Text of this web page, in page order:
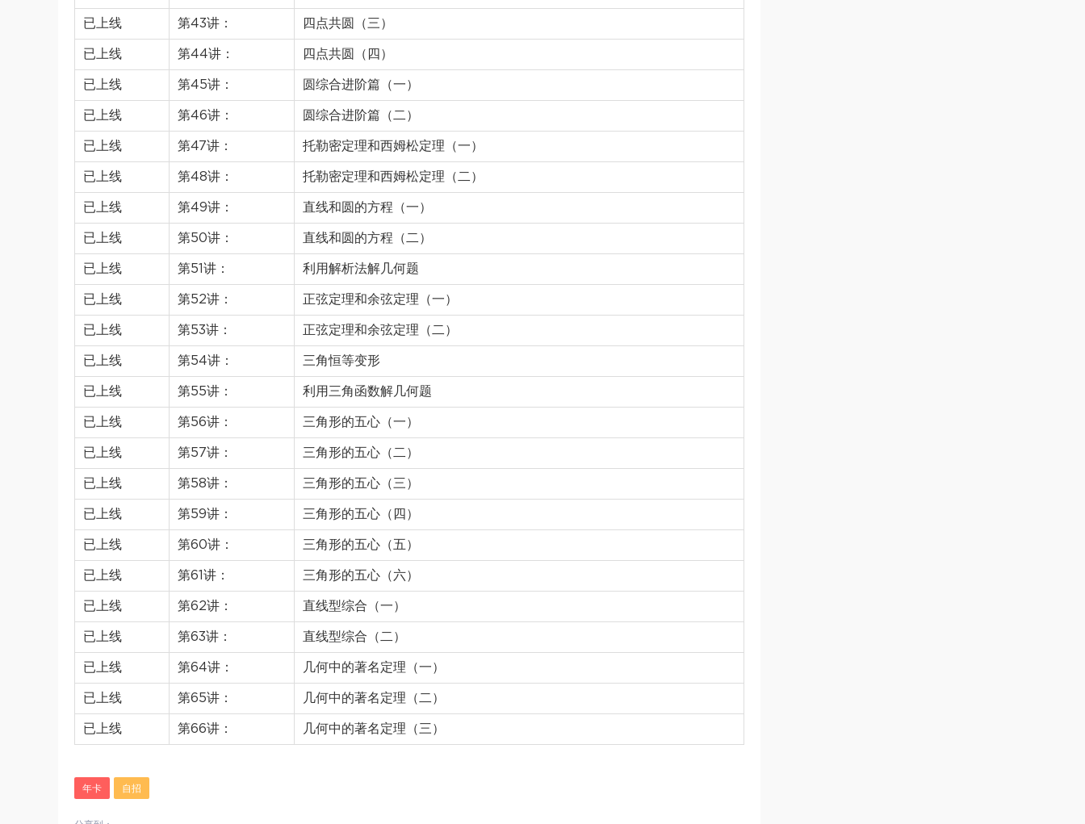
已上线 第43讲： 四点共圆（三）
已上线 第44讲： 四点共圆（四）
已上线 第45讲： 圆综合进阶篇（一）
已上线 第46讲： 圆综合进阶篇（二）
已上线 第47讲： 托勒密定理和西姆松定理（一）
已上线 第48讲： 托勒密定理和西姆松定理（二）
已上线 第49讲： 直线和圆的方程（一）
已上线 第50讲： 直线和圆的方程（二）
已上线 第51讲： 利用解析法解几何题
已上线 第52讲： 正弦定理和余弦定理（一）
已上线 第53讲： 正弦定理和余弦定理（二）
已上线 第54讲： 三角恒等变形
已上线 第55讲： 利用三角函数解几何题
已上线 第56讲： 三角形的五心（一）
已上线 第57讲： 三角形的五心（二）
已上线 第58讲： 三角形的五心（三）
已上线 第59讲： 三角形的五心（四）
已上线 第60讲： 三角形的五心（五）
已上线 第61讲： 三角形的五心（六）
已上线 第62讲： 直线型综合（一）
已上线 第63讲： 直线型综合（二）
已上线 第64讲： 几何中的著名定理（一）
已上线 第65讲： 几何中的著名定理（二）
已上线 第66讲： 几何中的著名定理（三）
年卡 自招